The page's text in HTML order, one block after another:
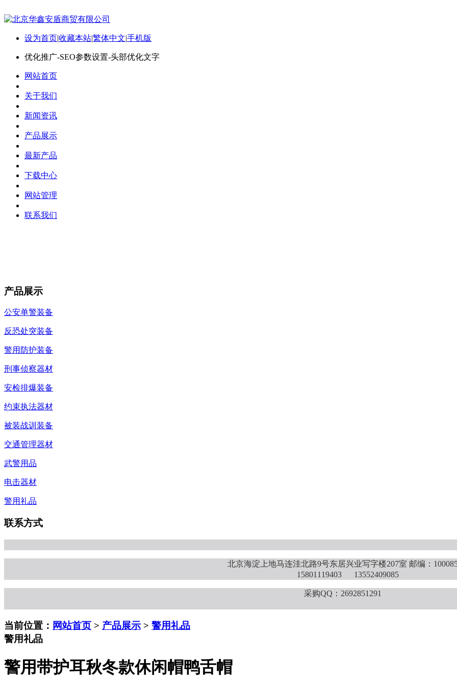
设为首页|收藏本站|繁体中文|手机版
优化推广-SEO参数设置-头部优化文字
网站首页
关于我们
新闻资讯
产品展示
最新产品
下载中心
网站管理
联系我们
产品展示
公安单警装备
反恐处突装备
警用防护装备
刑事侦察器材
安检排爆装备
约束执法器材
被装战训装备
交通管理器材
武警用品
电击器材
警用礼品
联系方式
北京海淀上地马连洼北路9号东居兴业写字楼207室 邮编：
15801119403 13552409085
采购QQ：2692851291
当前位置： 网站首页 > 产品展示 > 警用礼品
警用礼品
警用带护耳秋冬款休闲帽鸭舌帽